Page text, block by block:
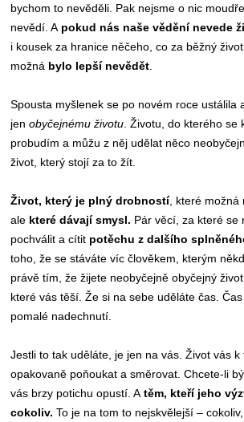
bychom to nevěděli. Pak nejsme o nic
nevědí. A pokud nás naše vědění nevede
i kousek za hranice něčeho, co za běžný
možná bylo lepší nevědět
Spousta myšlenek se po novém roce ustálila
jenobyčejnému životu . Životu, do kterého se
probudím a můžu z něj udělat něco
život, který stojí za to žít.
Život, který je plný drobností, které možná
ale které dávají smysl. Pár věcí, za které se
pochválit a cítit potěchu z dalšího
toho, že se stáváte víc člověkem, kterým
právě tím, že žijete neobyčejně obyčejný
které vás těší. Že si na sebe uděláte čas.
pomalé nadechnutí.
Jestli to tak uděláte, je jen na vás. Život vás k
opakovaně poňoukat a směrovat. Chcete-li
vás brzy potichu opustí. Atěm, kteří jeho
cokoliv. To je na tom to nejskvělejší –